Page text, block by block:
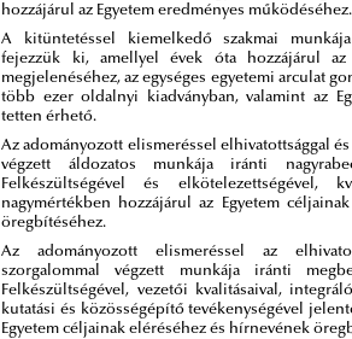
hozzájárul az Egyetem eredményes működéséhez.
A kitüntetéssel kiemelkedő szakmai
fejezzük ki, amellyel évek óta hozzájárul az
megjelenéséhez, az egységes egyetemi arculat
több ezer oldalnyi kiadványban, valamint az
tetten érhető.
Az adományozott elismeréssel elhivatottsággal
végzett áldozatos munkája iránti
Felkészültségével és elkötelezettségével,
nagymértékben hozzájárul az Egyetem
öregbítéséhez.
Az adományozott elismeréssel az
szorgalommal végzett munkája iránti
Felkészültségével, vezetői kvalitásaival,
kutatási és közösségépítő tevékenységével
Egyetem céljainak eléréséhez és hírnevének